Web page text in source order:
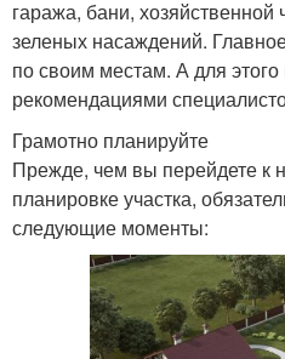
гаража, бани, хозяйственной
зеленых насаждений.
по своим местам. А для
рекомендациями
Грамотно планируйте
Прежде, чем вы перейдете к
планировке участка,
следующие моменты: